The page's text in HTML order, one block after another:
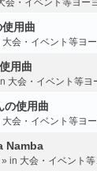
用曲
大会・イベント等ヨ
用曲
大会・イベント等ヨ
の使用曲
大会・イベント等ヨ
Namba
in 大会・イベント